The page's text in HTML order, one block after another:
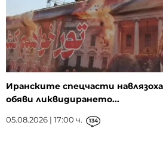
Иранските спецчасти
обяви ликвидирането...
05.08.2026 | 17:00 ч. 134